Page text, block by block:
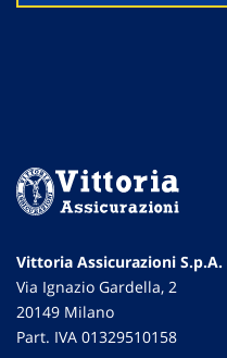
Vittoria Assicurazioni S.p.A.
Via Ignazio Gardella, 2
20149 Milano
Part. IVA 01329510158